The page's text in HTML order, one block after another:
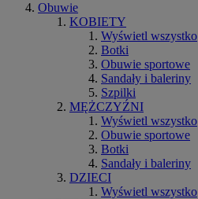
Obuwie
KOBIETY
Wyświetl wszystko
Botki
Obuwie sportowe
Sandały i baleriny
Szpilki
MĘŻCZYŹNI
Wyświetl wszystko
Obuwie sportowe
Botki
Sandały i baleriny
DZIECI
Wyświetl wszystko